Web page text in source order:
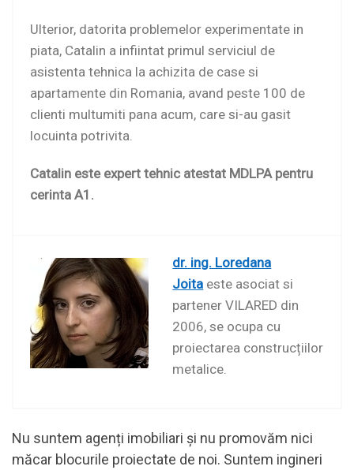
Ulterior, datorita problemelor experimentate in
piata, Catalin a infiintat primul serviciul de
asistenta tehnica la achizita de case si
apartamente din Romania, avand peste 100 de
clienti multumiti pana acum, care si-au gasit
locuinta potrivita.
Catalin este expert tehnic atestat MDLPA pentru
cerinta A1.
dr. ing. Loredana
Joita este asociat si
partener VILARED din
2006, se ocupa cu
proiectarea construcțiilor
metalice.
Nu suntem agenți imobiliari și nu promovăm nici
măcar blocurile proiectate de noi. Suntem ingineri